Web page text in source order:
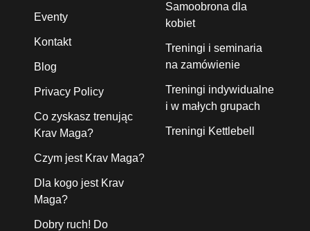
Eventy
Kontakt
Blog
Privacy Policy
Co zyskasz trenując
Krav Maga?
Czym jest Krav Maga?
Dla kogo jest Krav
Maga?
Dobry ruch! Do
Samoobrona dla
kobiet
Treningi i seminaria
na zamówienie
Treningi indywidualne
i w małych grupach
Treningi Kettlebell